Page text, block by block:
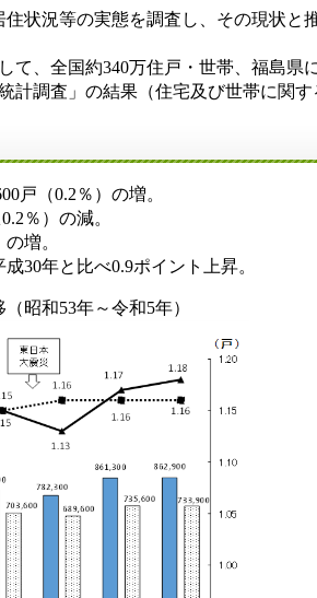
状況等の実態を調査し、その現状と
、全国約340万住戸・世帯、福島県
調査」の結果（住宅及び世帯に関
戸（0.2％）の増。
％）の減。
増。
年と比べ0.9ポイント上昇。
和53年～令和5年）